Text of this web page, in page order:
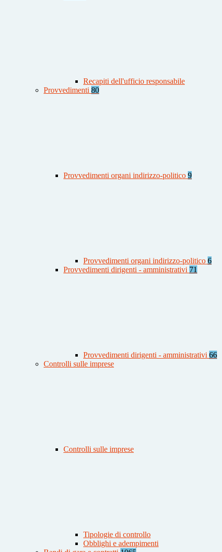
Recapiti dell'ufficio responsabile
Provvedimenti 80
Provvedimenti organi indirizzo-politico 9
Provvedimenti organi indirizzo-politico 6
Provvedimenti dirigenti - amministrativi 71
Provvedimenti dirigenti - amministrativi 66
Controlli sulle imprese
Controlli sulle imprese
Tipologie di controllo
Obblighi e adempimenti